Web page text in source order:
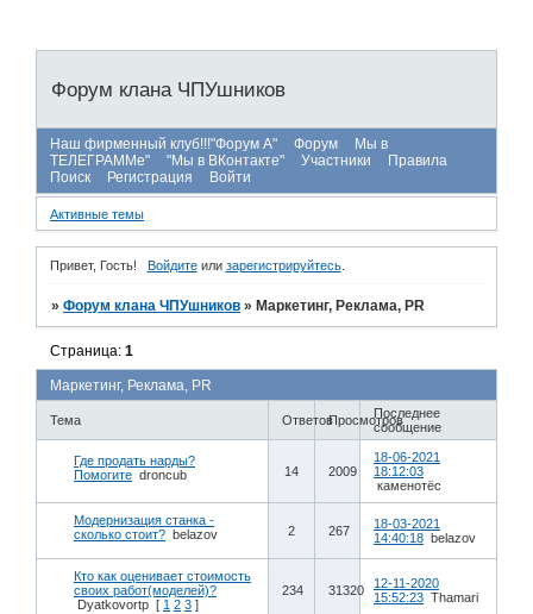
Форум клана ЧПУшников
Наш фирменный клуб!!!"Форум А" Форум
Мы в
ТЕЛЕГРАММе"
"Мы в ВКонтакте" Участники
Правила
Поиск
Регистрация Войти
Активные темы
Привет, Гость! Войдитеили зарегистрируйтесь.
»Форум клана ЧПУшников » Маркетинг, Реклама, PR
Маркетинг, Реклама, PR
Страница:1
Тема ОтветовПросмотровПоследнее
сообщение
Где продать нарды?
Помогите droncub 14 2009
18-06-2021
18:12:03
каменотёс
Модернизация станка -
сколько стоит? belazov 2 267
18-03-2021
14:40:18 belazov
Кто как оценивает стоимость
своих работ(моделей)?
Dyatkovortp [ 1 2 3 ]
234 31320
12-11-2020
15:52:23 Thamari